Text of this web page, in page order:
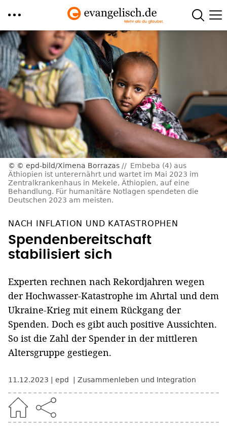
Direkt
zum
Inhalt
© epd-bild/Ximena Borrazas
Embeba (4) aus
Äthiopien ist unterernährt und wartet im Mai 2023 im
Zentralkrankenhaus in Mekele, Äthiopien, auf eine
Behandlung. Für humanitäre Notlagen spendeten die
Deutschen 2023 am meisten.
NACH INFLATION UND KATASTROPHEN
Spendenbereitschaft
stabilisiert sich
Experten rechnen nach Rekordjahren wegen
der Hochwasser-Katastrophe im Ahrtal und dem
Ukraine-Krieg mit einem Rückgang der
Spenden. Doch es gibt auch positive Aussichten.
So ist die Zahl der Spender in der mittleren
Altersgruppe gestiegen.
11.12.2023 epd Zusammenleben und Integration